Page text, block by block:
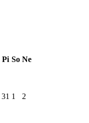
Pi So Ne
31 1 2